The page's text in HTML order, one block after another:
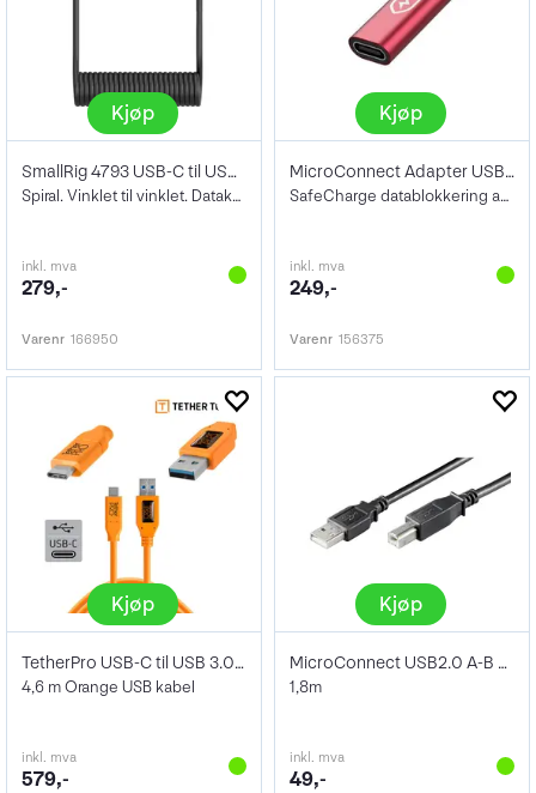
Kjøp
SmallRig 4793 USB-C til USB-C
Spiral. Vinklet til vinklet. Datakabel
inkl. mva
279,-
Varenr 166950
Kjøp
MicroConnect Adapter USB-C
SafeCharge datablokkering adapter
inkl. mva
249,-
Varenr 156375
Kjøp
TetherPro USB-C til USB 3.0 4.6 m Orange
4,6 m Orange USB kabel
inkl. mva
579,-
Kjøp
MicroConnect USB2.0 A-B Kabel 1,8m
1,8m
inkl. mva
49,-